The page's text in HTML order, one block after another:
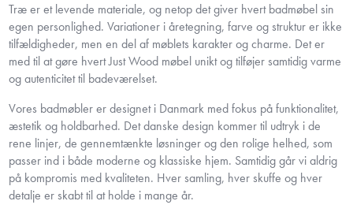
Træ er et levende materiale, og netop det giver hvert badmøbel sin
egen personlighed. Variationer i åretegning, farve og struktur er ikke
tilfældigheder, men en del af møblets karakter og charme. Det er
med til at gøre hvert Just Wood møbel unikt og tilføjer samtidig varme
og autenticitet til badeværelset.
Vores badmøbler er designet i Danmark med fokus på funktionalitet,
æstetik og holdbarhed. Det danske design kommer til udtryk i de
rene linjer, de gennemtænkte løsninger og den rolige helhed, som
passer ind i både moderne og klassiske hjem. Samtidig går vi aldrig
på kompromis med kvaliteten. Hver samling, hver skuffe og hver
detalje er skabt til at holde i mange år.